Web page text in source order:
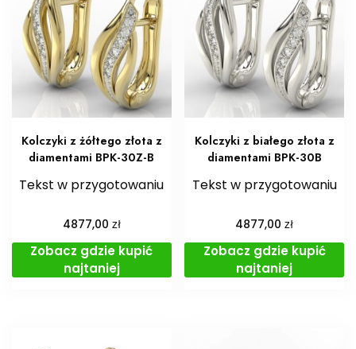
Kolczyki z żółtego złota z
diamentami BPK-30Z-B
Tekst w przygotowaniu
4877,00 zł
Zobacz gdzie kupić
najtaniej
Kolczyki z białego złota z
diamentami BPK-30B
Tekst w przygotowaniu
4877,00zł
Zobacz gdzie kupić
najtaniej